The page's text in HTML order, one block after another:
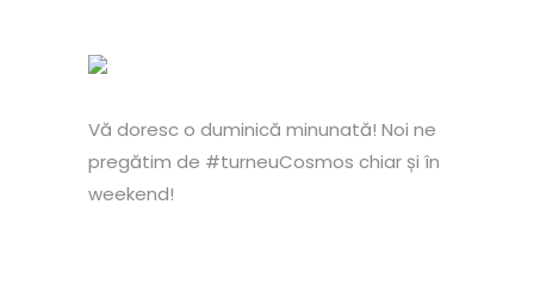
Vă doresc o duminică minunată! Noi ne
pregătim de #turneuCosmos chiar și în
weekend!